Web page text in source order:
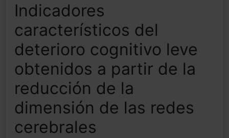
Indicadores
característicos del
deterioro cognitivo leve
obtenidos a partir de la
reducción de la
dimensión de las redes
cerebrales